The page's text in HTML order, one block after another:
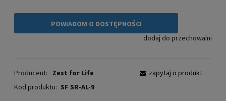
POWIADOM O DOSTĘPNOŚCI
dodaj do przechowalni
Producent:
Zest for Life
Kod produktu: SF SR-AL-9
zapytaj o produkt